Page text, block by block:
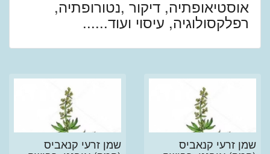
אוסטיאופתיה, דיקור ,נטורופתיה,
רפלקסולוגיה, עיסוי ועוד......
שמן זרעי קנאביס שמן זרעי קנאביס